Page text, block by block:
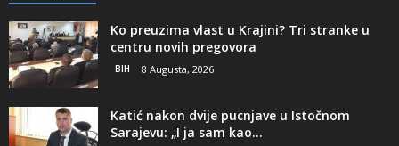
Ko preuzima vlast u Krajini? Tri stranke u
centru novih pregovora
BIH 8 Augusta, 2026
Katić nakon dvije pucnjave u Istočnom
Sarajevu: „I ja sam kao...